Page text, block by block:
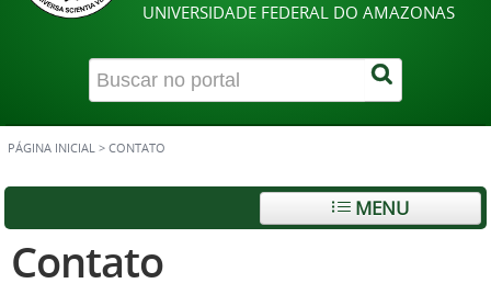
Legislação
Canais
UNIVERSIDADE FEDERAL DO AMAZONAS
PÁGINA INICIAL > CONTATO
MENU
Contato